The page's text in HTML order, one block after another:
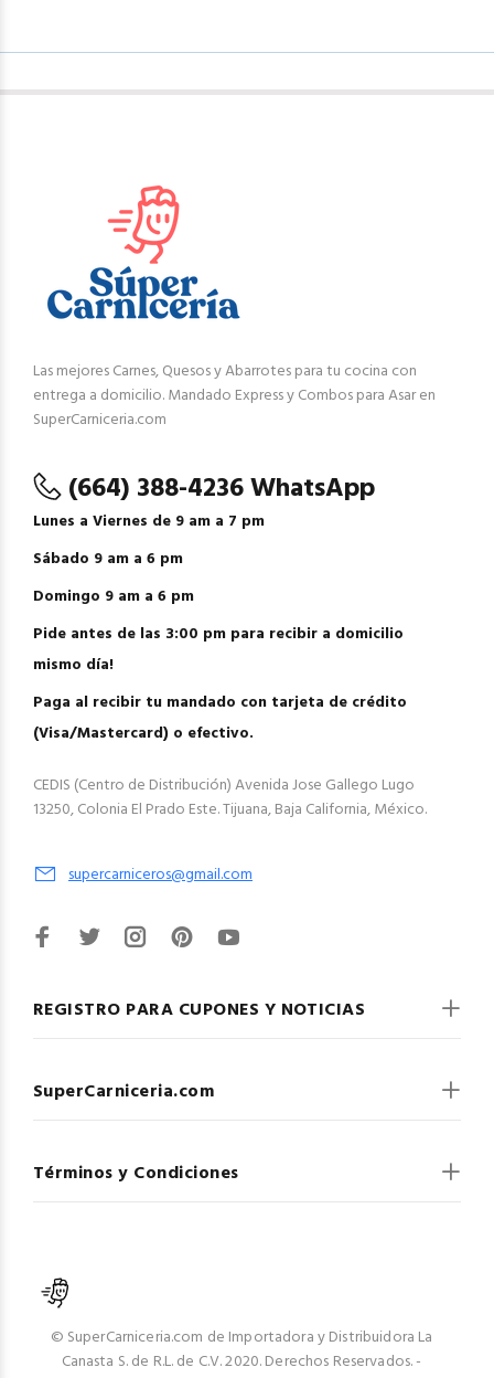
Las mejores Carnes, Quesos y Abarrotes para tu cocina con
entrega a domicilio. Mandado Express y Combos para Asar en
SuperCarniceria.com
(664) 388-4236 WhatsApp
Lunes a Viernes de 9 am a 7 pm
Sábado 9 am a 6 pm
Domingo 9 am a 6 pm
Pide antes de las 3:00 pm para recibir a domicilio
mismo día!
Paga al recibir tu mandado con tarjeta de crédito
(Visa/Mastercard) o efectivo.
CEDIS (Centro de Distribución) Avenida Jose Gallego Lugo
13250, Colonia El Prado Este. Tijuana, Baja California, México.
supercarniceros@gmail.com
REGISTRO PARA CUPONES Y NOTICIAS
SuperCarniceria.com
Términos y Condiciones
© SuperCarniceria.com de Importadora y Distribuidora La
Canasta S. de R.L. de C.V. 2020. Derechos Reservados. -